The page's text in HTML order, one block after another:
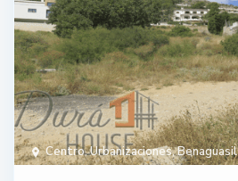
Centro,Urbanizaciones,Benaguasil